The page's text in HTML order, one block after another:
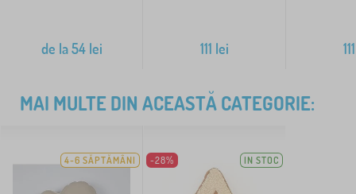
de la54lei 111 lei 111
MAI MULTE DIN ACEASTĂ CATEGORIE:
4-6 SĂPTĂMÂNI -28% IN STOC